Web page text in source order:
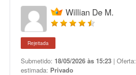
Willian De M.
Rejeitada
Submetido: 18/05/2026 às 15:23 | Oferta:
estimada: Privado